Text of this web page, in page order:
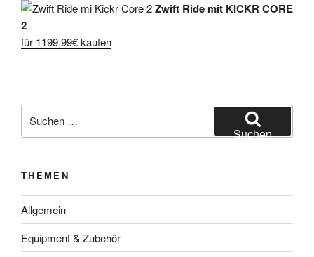
Zwift Ride mit KICKR CORE
2
für 1199,99€ kaufen
nach:
Suchen
THEMEN
Allgemein
Equipment & Zubehör